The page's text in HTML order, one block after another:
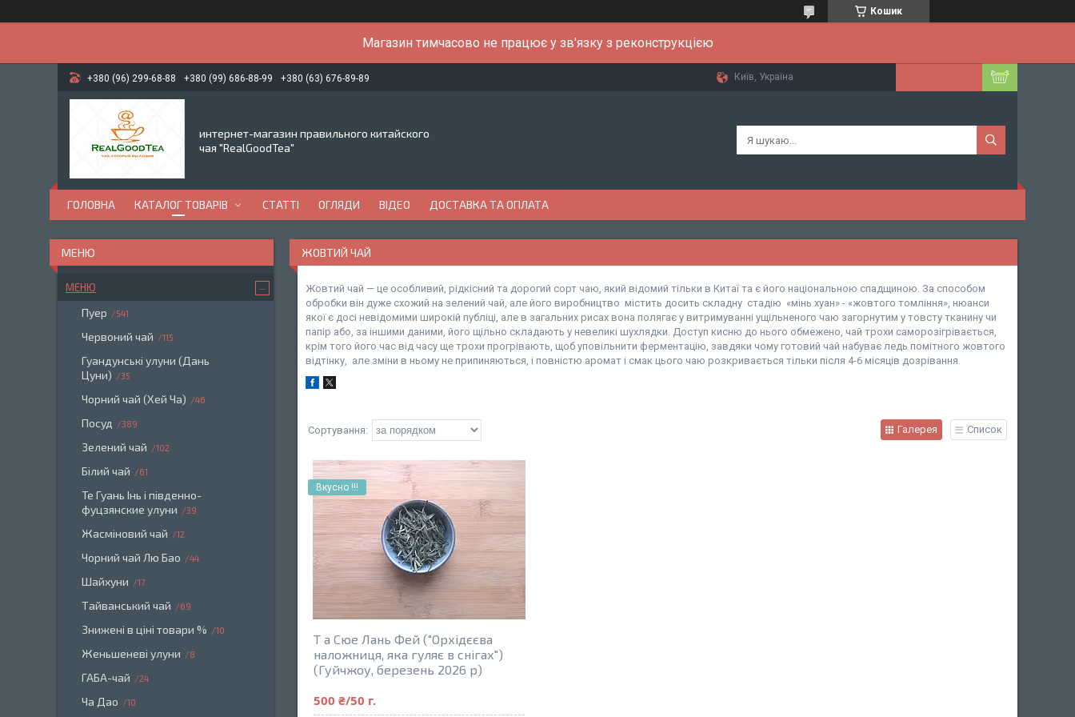
Кошик
Магазин тимчасово не працює у зв'язку з реконструкцією
+380 (96) 299-68-88 +380 (99) 686-88-99 +380 (63) 676-89-89 Київ, Україна
интернет-магазин правильного китайского
чая "RealGoodTea"
ГОЛОВНА КАТАЛОГ ТОВАРІВ СТАТТІ ОГЛЯДИ ВІДЕО ДОСТАВКА ТА ОПЛАТА
ЖОВТИЙ ЧАЙ
Жовтий чай — це особливий, рідкісний та дорогий сорт чаю, який відомий тільки в Китаї та є його національною спадщиною. За способом
обробки він дуже схожий на зелений чай, але його виробництво містить досить складну стадію «мінь хуан» - «жовтого томління», нюанси
якої є досі невідомими широкій публіці, але в загальних рисах вона полягає у витримуванні ущільненого чаю загорнутим у товсту тканину чи
папір або, за іншими даними, його щільно складають у невеликі шухлядки. Доступ кисню до нього обмежено, чай трохи саморозігрівається,
крім того його час від часу ще трохи прогрівають, щоб уповільнити ферментацію, завдяки чому готовий чай набуває ледь помітного жовтого
відтінку, але зміни в ньому не припиняються, і повністю аромат і смак цього чаю розкривається тільки після 4-6 місяців дозрівання.
Галерея Список
Вкусно !!!
Т а Сюе Лань Фей ("Орхідєєва
наложниця, яка гуляє в снігах")
(Гуйчжоу, березень 2026 р)
500 ₴/50 г.
МЕНЮ
Пуер 541
Червоний чай 115
Гуандунські улуни (Дань
Цуни)
35
Чорний чай (Хей Ча) 46
Посуд 389
Зелений чай 102
Білий чай 61
Те Гуань Інь і південно-
фуцзянские улуни
39
Жасміновий чай 12
Чорний чай Лю Бао 44
Шайхуни 17
Тайванський чай 69
Знижені в ціні товари % 10
Женьшеневі улуни 8
ГАБА-чай 24
Ча Дао 10